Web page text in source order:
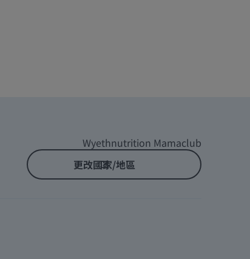
Wyethnutrition Mamaclub
更改國家/地區